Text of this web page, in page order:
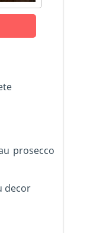
prosecco
decor